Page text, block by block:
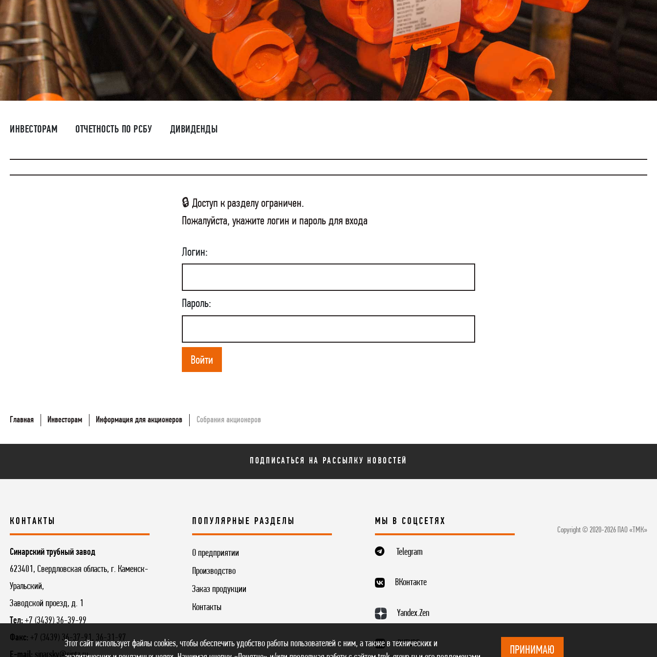
ИНВЕСТОРАМ ОТЧЕТНОСТЬ ПО РСБУ ДИВИДЕНДЫ
🔒 Доступ к разделу ограничен.
Пожалуйста, укажите логин и пароль для входа
Логин:
Пароль:
Войти
Главная Инвесторам Информация для акционеров Собрания акционеров
ПОДПИСАТЬСЯ НА РАССЫЛКУ НОВОСТЕЙ
КОНТАКТЫ
Синарский трубный завод
623401, Свердловская область, г. Каменск-
Уральский,
Заводской проезд, д. 1
Тел:+7 (3439) 36-39-99
Факс: +7 (3439) 36-37-91, 36-31-97
ПОПУЛЯРНЫЕ РАЗДЕЛЫ
О предприятии
Производство
Заказ продукции
Контакты
МЫ В СОЦСЕТЯХ
Telegram
ВКонтакте
Yandex.Zen
RUTUBE
Copyright © 2020-2026 ПАО «ТМК»
Этот сайт использует файлы cookies, чтобы обеспечить удобство работы пользователей с ним, а также в технических и
ПРИНИМАЮ